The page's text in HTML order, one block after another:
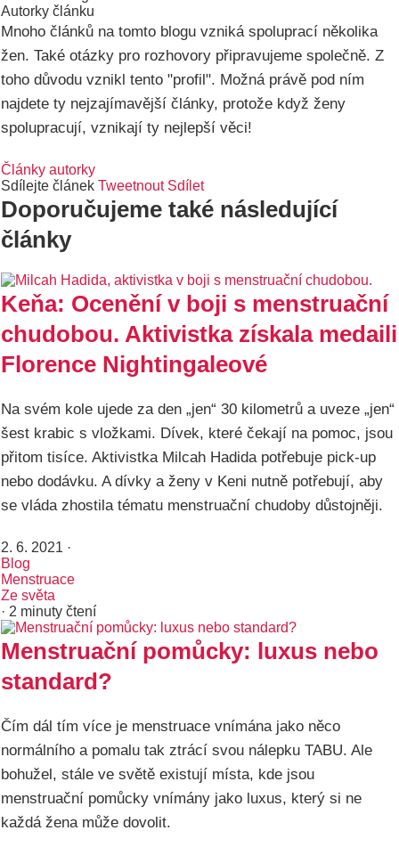
Autorky článku
Mnoho článků na tomto blogu vzniká spoluprací několika
žen. Také otázky pro rozhovory připravujeme společně. Z
toho důvodu vznikl tento "profil". Možná právě pod ním
najdete ty nejzajímavější články, protože když ženy
spolupracují, vznikají ty nejlepší věci!
Články autorky
Sdílejte článek Tweetnout Sdílet
Doporučujeme také následující
články
Keňa: Ocenění v boji s menstruační
chudobou. Aktivistka získala medaili
Florence Nightingaleové
Na svém kole ujede za den „jen“ 30 kilometrů a uveze „jen“
šest krabic s vložkami. Dívek, které čekají na pomoc, jsou
přitom tisíce. Aktivistka Milcah Hadida potřebuje pick-up
nebo dodávku. A dívky a ženy v Keni nutně potřebují, aby
se vláda zhostila tématu menstruační chudoby důstojněji.
2. 6. 2021 ·
Blog
Menstruace
Ze světa
· 2 minuty čtení
Menstruační pomůcky: luxus nebo
standard?
Čím dál tím více je menstruace vnímána jako něco
normálního a pomalu tak ztrácí svou nálepku TABU. Ale
bohužel, stále ve světě existují místa, kde jsou
menstruační pomůcky vnímány jako luxus, který si ne
každá žena může dovolit.